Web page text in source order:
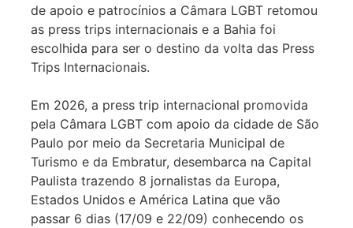
de apoio e patrocínios a Câmara LGBT retomou
as press trips internacionais e a Bahia foi
escolhida para ser o destino da volta das Press
Trips Internacionais.
Em 2026, a press trip internacional promovida
pela Câmara LGBT com apoio da cidade de São
Paulo por meio da Secretaria Municipal de
Turismo e da Embratur, desembarca na Capital
Paulista trazendo 8 jornalistas da Europa,
Estados Unidos e América Latina que vão
passar 6 dias (17/09 e 22/09) conhecendo os